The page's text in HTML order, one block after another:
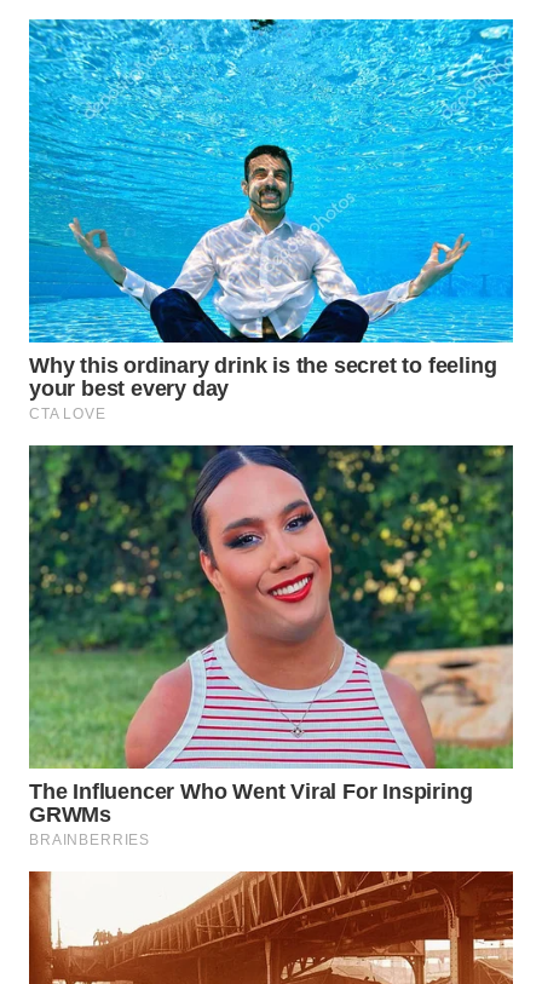
SUKABUMI
WN
PURWAKARTA
WN
PRIANGAN
TIMUR
WN
SEMARANG
WN
SOLO
WN
BOROBUDUR
WN
MADURA
WN
SURABAYA
WN
NATUNA
WN
MANDALIKA